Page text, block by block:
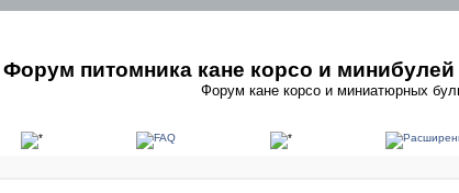
Форум питомника кане корсо и
Форум кане корсо и миниатюрных